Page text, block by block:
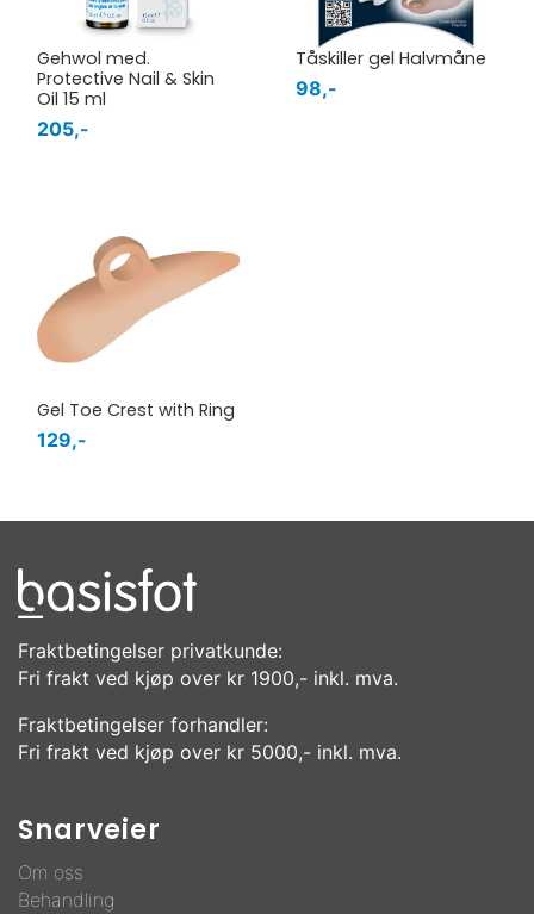
Gehwol med.
Protective Nail & Skin
Oil 15 ml
205,-
Tåskiller gel Halvmåne
98,-
Gel Toe Crest with Ring
129,-
Fraktbetingelser privatkunde:
Fri frakt ved kjøp over kr 1900,- inkl. mva.
Fraktbetingelser forhandler:
Fri frakt ved kjøp over kr 5000,- inkl. mva.
Snarveier
Om oss
Behandling